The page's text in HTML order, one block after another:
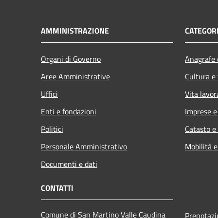
AMMINISTRAZIONE
Organi di Governo
Aree Amministrative
Uffici
Enti e fondazioni
Politici
Personale Amministrativo
Documenti e dati
Cultura
Vita
Imprese
Catasto
Mobilità
CONTATTI
Comune di San Martino Valle Caudina